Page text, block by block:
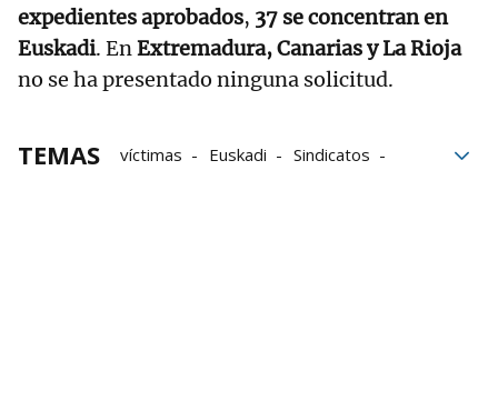
expedientes aprobados, 37 se concentran en
Euskadi. EnExtremadura, Canarias y La Rioja
no se ha presentado ninguna solicitud.
TEMAS víctimas Euskadi
Sindicatos